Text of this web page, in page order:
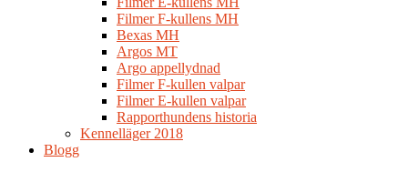
Filmer F-kullens MH
Bexas MH
Argos MT
Argo appellydnad
Filmer F-kullen valpar
Filmer E-kullen valpar
Rapporthundens historia
Kennelläger 2018
Blogg